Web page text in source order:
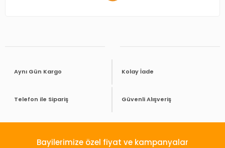
Aynı Gün Kargo Kolay İade
Telefon ile Sipariş Güvenli Alışveriş
Bayilerimize özel fiyat ve kampanyalar